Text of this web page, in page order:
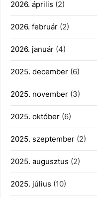
2026. április (2)
2026. február (2)
2026. január (4)
2025. december (6)
2025. november (3)
2025. október (6)
2025. szeptember (2)
2025. augusztus (2)
2025. július (10)